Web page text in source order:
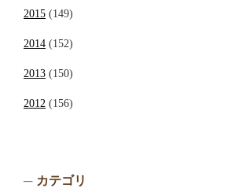
2015 (149)
2014 (152)
2013 (150)
2012 (156)
カテゴリ